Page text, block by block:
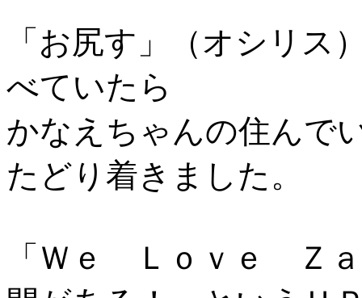
「お尻す」（オシリス
べていたら
かなえちゃんの住んで
たどり着きました。
「Ｗｅ Ｌｏｖｅ Ｚ